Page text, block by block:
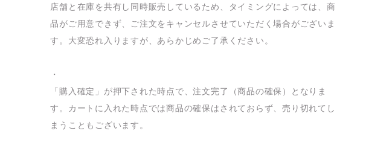
店舗と在庫を共有し同時販売しているため、タイミングによっては、商
品がご用意できず、ご注文をキャンセルさせていただく場合がございま
す。大変恐れ入りますが、あらかじめご了承ください。
・
「購入確定」が押下された時点で、注文完了（商品の確保）となりま
す。カートに入れた時点では商品の確保はされておらず、売り切れてし
まうこともございます。